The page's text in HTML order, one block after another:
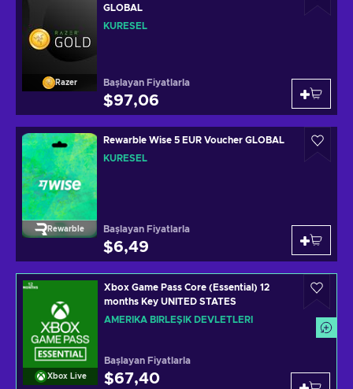
Razer
GLOBAL
KÜRESEL
Başlayan Fiyatlarla
$97,06
Rewarble
Rewarble Wise 5 EUR Voucher GLOBAL
KÜRESEL
Başlayan Fiyatlarla
$6,49
Xbox Live
Xbox Game Pass Core (Essential) 12
months Key UNITED STATES
AMERIKA BIRLEŞIK DEVLETLERI
Başlayan Fiyatlarla
$67,40